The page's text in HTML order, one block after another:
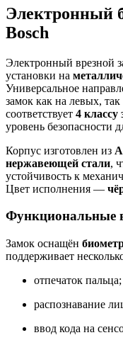
Электронный
Bosch
Электронный врезной
установки на
Универсальное
замок как на левых,
соответствует 4
уровень безопасности
Корпус изготовлен из
нержавеющей стали,
устойчивость к
Цвет исполнения —
Функциональные
Замок оснащён
поддерживает
отпечаток пальца;
распознавание
ввод кода на